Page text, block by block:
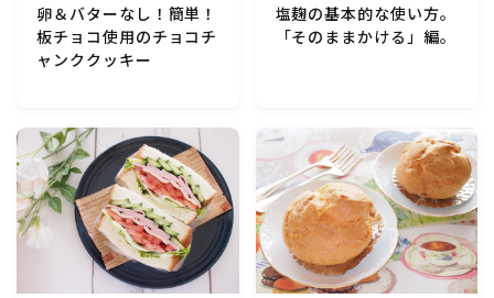
卵＆バターなし！簡単！
板チョコ使用のチョコチ
ャンククッキー
塩麹の基本的な使い方。
「そのままかける」編。